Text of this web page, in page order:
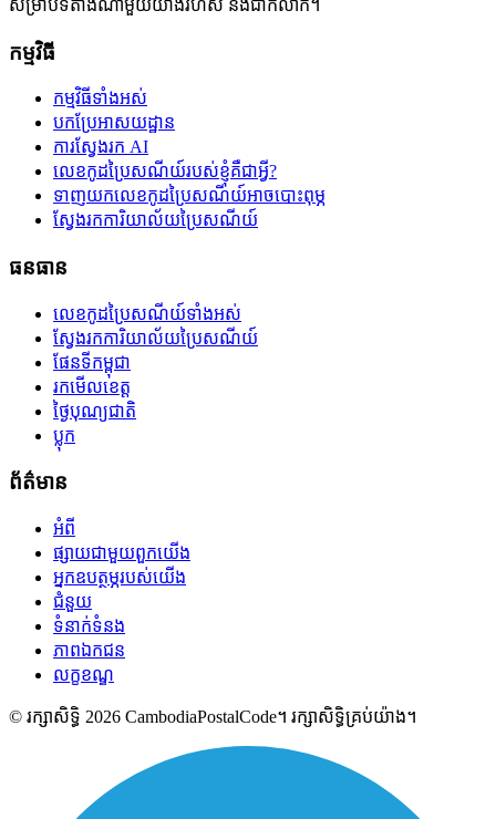
សម្រាប់ទីតាំងណាមួយយ៉ាងរហ័ស និងជាក់លាក់។
កម្មវិធី
កម្មវិធីទាំងអស់
បកប្រែអាសយដ្ឋាន
ការស្វែងរក AI
លេខកូដប្រៃសណីយ៍របស់ខ្ញុំគឺជាអ្វី?
ទាញយកលេខកូដប្រៃសណីយ៍អាចបោះពុម្ភ
ស្វែងរកការិយាល័យប្រៃសណីយ៍
ធនធាន
លេខកូដប្រៃសណីយ៍ទាំងអស់
ស្វែងរកការិយាល័យប្រៃសណីយ៍
ផែនទីកម្ពុជា
រកមើលខេត្ត
ថ្ងៃបុណ្យជាតិ
ប្លុក
ព័ត៌មាន
អំពី
ផ្សាយជាមួយពួកយើង
អ្នកឧបត្ថម្ភរបស់យើង
ជំនួយ
ទំនាក់ទំនង
ភាពឯកជន
លក្ខខណ្ឌ
© រក្សាសិទ្ធិ 2026 CambodiaPostalCode។ រក្សាសិទ្ធិគ្រប់យ៉ាង។